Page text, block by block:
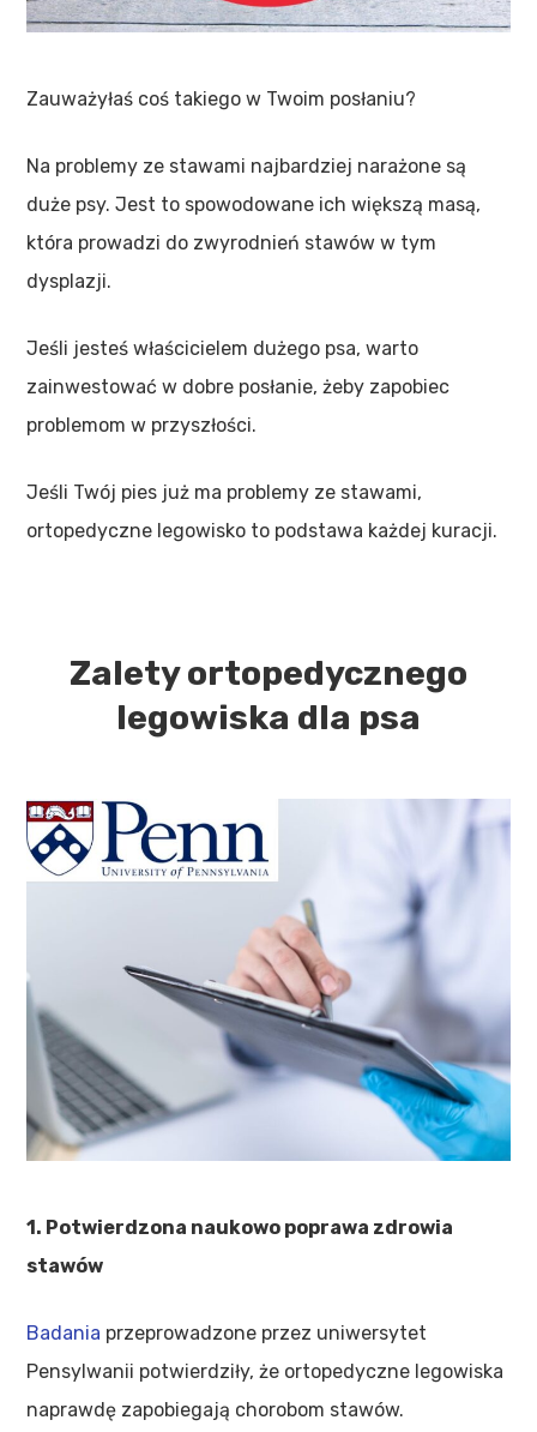
Zauważyłaś coś takiego w Twoim posłaniu?
Na problemy ze stawami najbardziej narażone są
duże psy. Jest to spowodowane ich większą masą,
która prowadzi do zwyrodnień stawów w tym
dysplazji.
Jeśli jesteś właścicielem dużego psa, warto
zainwestować w dobre posłanie, żeby zapobiec
problemom w przyszłości.
Jeśli Twój pies już ma problemy ze stawami,
ortopedyczne legowisko to podstawa każdej kuracji.
Zalety ortopedycznego
legowiska dla psa
1. Potwierdzona naukowo poprawa zdrowia
stawów
Badania przeprowadzone przez uniwersytet
Pensylwanii potwierdziły, że ortopedyczne legowiska
naprawdę zapobiegają chorobom stawów.